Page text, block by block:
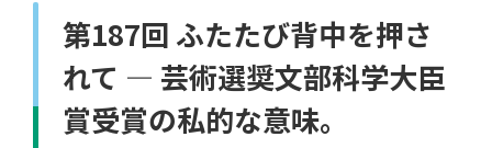
第187回 ふたたび背中を押さ
れて ― 芸術選奨文部科学大臣
賞受賞の私的な意味。